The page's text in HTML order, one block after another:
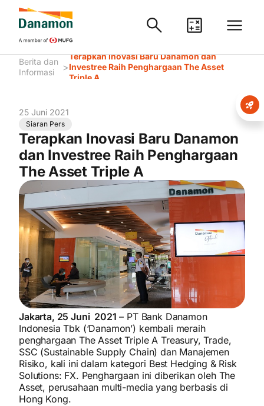
Berita dan
Informasi
>
Terapkan Inovasi Baru Danamon dan
Investree Raih Penghargaan The Asset
Triple A
25 Juni 2021
Siaran Pers
Terapkan Inovasi Baru Danamon
dan Investree Raih Penghargaan
The Asset Triple A
Jakarta, 25 Juni 2021 – PT Bank Danamon
Indonesia Tbk (‘Danamon’) kembali meraih
penghargaan The Asset Triple A Treasury, Trade,
SSC (Sustainable Supply Chain) dan Manajemen
Risiko, kali ini dalam kategori Best Hedging & Risk
Solutions: FX. Penghargaan ini diberikan oleh The
Asset, perusahaan multi-media yang berbasis di
Hong Kong.